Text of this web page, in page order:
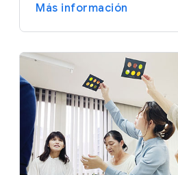
Más información